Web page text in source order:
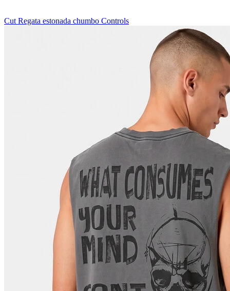
Cut Regata estonada chumbo Controls